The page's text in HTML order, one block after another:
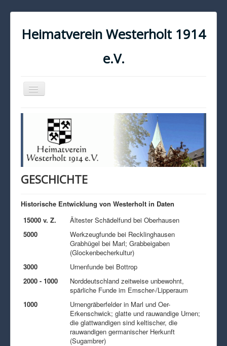
Heimatverein Westerholt 1914
e.V.
Navigation
an/aus
KONTAKT
IMPRESSUM
DATENSCHUTZ
GESCHICHTE
Historische Entwicklung von Westerholt in Daten
15000 v. Z.
Ältester Schädelfund bei Oberhausen
5000
Werkzeugfunde bei Recklinghausen
Grabhügel bei Marl; Grabbeigaben
(Glockenbecherkultur)
3000
Urnenfunde bei Bottrop
2000 - 1000
Norddeutschland zeitweise unbewohnt,
spärliche Funde im Emscher-/Lipperaum
1000
Urnengräberfelder in Marl und Oer-
Erkenschwick; glatte und rauwandige Urnen;
die glattwandigen sind keltischer, die
rauwandigen germanischer Herkunft
(Sugambrer)